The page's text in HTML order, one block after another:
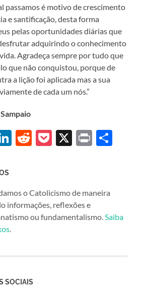
passamos é motivo de crescimento
e santificação, desta forma
pelas oportunidades diárias que
adquirindo o conhecimento
Agradeça sempre por tudo que
que não conquistou, porque de
a lição foi aplicada mas a sua
de cada um nós.”
LinkedIn
Reddit
Pocket
X Print
o Catolicismo de maneira
informações, reflexões e
ou fundamentalismo. Saiba
SOCIAIS